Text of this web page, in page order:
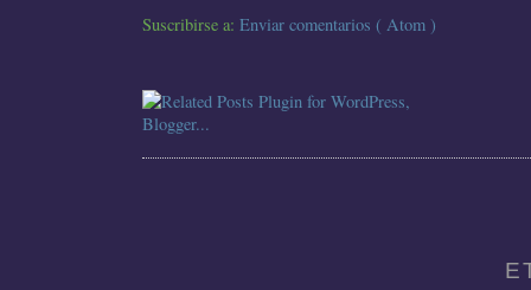
Suscribirse a: Enviar comentarios ( Atom )